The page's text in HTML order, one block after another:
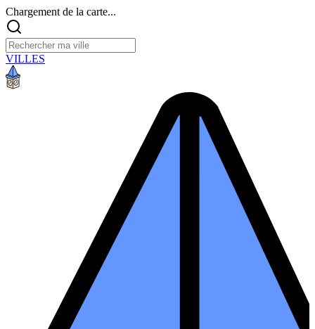
Chargement de la carte...
VILLES